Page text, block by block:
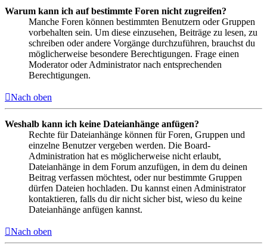
Warum kann ich auf bestimmte Foren nicht zugreifen?
Manche Foren können bestimmten Benutzern oder Gruppen
vorbehalten sein. Um diese einzusehen, Beiträge zu lesen, zu
schreiben oder andere Vorgänge durchzuführen, brauchst du
möglicherweise besondere Berechtigungen. Frage einen
Moderator oder Administrator nach entsprechenden
Berechtigungen.
Nach oben
Weshalb kann ich keine Dateianhänge anfügen?
Rechte für Dateianhänge können für Foren, Gruppen und
einzelne Benutzer vergeben werden. Die Board-
Administration hat es möglicherweise nicht erlaubt,
Dateianhänge in dem Forum anzufügen, in dem du deinen
Beitrag verfassen möchtest, oder nur bestimmte Gruppen
dürfen Dateien hochladen. Du kannst einen Administrator
kontaktieren, falls du dir nicht sicher bist, wieso du keine
Dateianhänge anfügen kannst.
Nach oben